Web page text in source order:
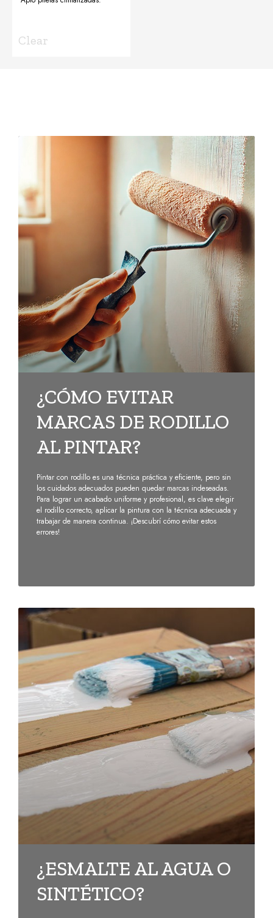
Clear
¿CÓMO EVITAR
MARCAS DE RODILLO
AL PINTAR?
Pintar con rodillo es una técnica práctica y eficiente, pero sin
los cuidados adecuados pueden quedar marcas indeseadas.
Para lograr un acabado uniforme y profesional, es clave elegir
el rodillo correcto, aplicar la pintura con la técnica adecuada y
trabajar de manera continua. ¡Descubrí cómo evitar estos
errores!
¿ESMALTE AL AGUA O
SINTÉTICO?